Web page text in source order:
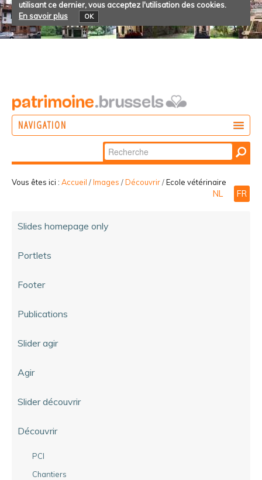
utilisant ce dernier, vous acceptez l'utilisation des cookies.
En savoir plus
OK
NAVIGATION
Chercher par
Recherche
avancée…
Vous êtes ici : Accueil /Images /Découvrir/Ecole vétérinaire
NL FR
Slides homepage only
Portlets
Footer
Publications
Slider agir
Agir
Slider découvrir
Découvrir
PCI
Chantiers